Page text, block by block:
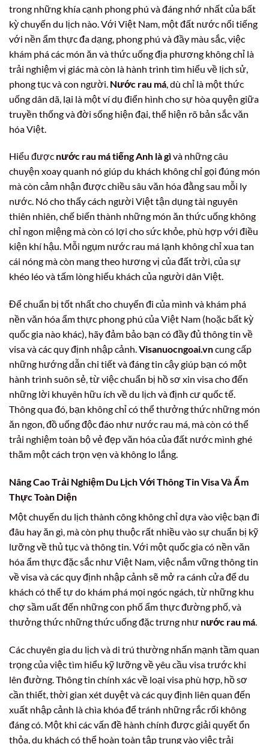
trong những khía cạnh phong phú và đáng nhớ nhất của bất
kỳ chuyến du lịch nào. Với Việt Nam, một đất nước nổi tiếng
với nền ẩm thực đa dạng, phong phú và đầy màu sắc, việc
khám phá các món ăn và thức uống địa phương không chỉ là
trải nghiệm vị giác mà còn là hành trình tìm hiểu về lịch sử,
phong tục và con người. Nước rau má , dù chỉ là một thức
uống dân dã, lại là một ví dụ điển hình cho sự hòa quyện giữa
truyền thống và đời sống hiện đại, thể hiện rõ bản sắc văn
hóa Việt.
Hiểu được nước rau má tiếng Anh là gìvà những câu
chuyện xoay quanh nó giúp du khách không chỉ gọi đúng món
mà còn cảm nhận được chiều sâu văn hóa đằng sau mỗi ly
nước. Nó cho thấy cách người Việt tận dụng tài nguyên
thiên nhiên, chế biến thành những món ăn thức uống không
chỉ ngon miệng mà còn có lợi cho sức khỏe, phù hợp với điều
kiện khí hậu. Mỗi ngụm nước rau má lạnh không chỉ xua tan
cái nóng mà còn mang theo hương vị của đất trời, của sự
khéo léo và tấm lòng hiếu khách của người dân Việt.
Để chuẩn bị tốt nhất cho chuyến đi của mình và khám phá
nền văn hóa ẩm thực phong phú của Việt Nam (hoặc bất kỳ
quốc gia nào khác), hãy đảm bảo bạn có đầy đủ thông tin về
visa và các quy định nhập cảnh.Visanuocngoai.vncung cấp
những hướng dẫn chi tiết và đáng tin cậy giúp bạn có một
hành trình suôn sẻ, từ việc chuẩn bị hồ sơ xin visa cho đến
những lời khuyên hữu ích về du lịch và định cư quốc tế.
Thông qua đó, bạn không chỉ có thể thưởng thức những món
ăn ngon, đồ uống độc đáo như nước rau má, mà còn có thể
trải nghiệm toàn bộ vẻ đẹp văn hóa của đất nước mình ghé
thăm một cách trọn vẹn và không lo lắng.
Nâng Cao Trải Nghiệm Du Lịch Với Thông Tin Visa Và Ẩm
Thực Toàn Diện
Một chuyến du lịch thành công không chỉ dựa vào việc bạn đi
đâu hay ăn gì, mà còn phụ thuộc rất nhiều vào sự chuẩn bị kỹ
lưỡng về thủ tục và thông tin. Với một quốc gia có nền văn
hóa ẩm thực đặc sắc như Việt Nam, việc nắm vững thông tin
về visa và các quy định nhập cảnh sẽ mở ra cánh cửa để du
khách có thể tự do khám phá mọi ngóc ngách, từ những khu
chợ sầm uất đến những con phố ẩm thực đường phố, và
thưởng thức những thức uống đặc trưng như nước rau má.
Các chuyên gia du lịch và di trú thường nhấn mạnh tầm quan
trọng của việc tìm hiểu kỹ lưỡng về yêu cầu visa trước khi
lên đường. Thông tin chính xác về loại visa phù hợp, hồ sơ
cần thiết, thời gian xét duyệt và các quy định liên quan đến
xuất nhập cảnh là chìa khóa để tránh những rắc rối không
đáng có. Một khi các vấn đề hành chính được giải quyết ổn
thỏa, du khách có thể hoàn toàn tập trung vào việc trải